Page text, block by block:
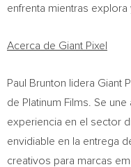
enfrenta mientras
Acerca de Giant Pixel
Paul Brunton lidera Giant
de Platinum Films. Se
experiencia en el sector
envidiable en la entrega
creativos para marcas